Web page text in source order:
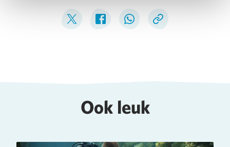
Deel op TwitterDeel op Facebook
Deel op WhatsApp
Kopieer link
Ook leuk